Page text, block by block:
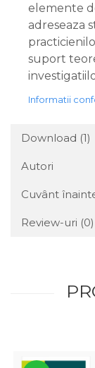
elemente
adreseaza
suport
Informatii
Download (1)
Autori
Cuvânt
Review-uri (0)